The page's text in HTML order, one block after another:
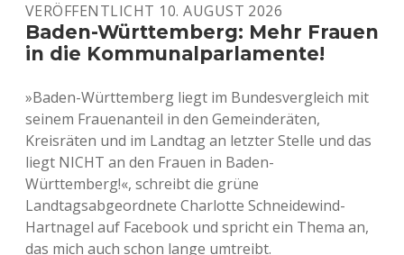
NENNEN
VERÖFFENTLICHT 10. AUGUST 2026
Baden-Württemberg: Mehr Frauen
in die Kommunalparlamente!
»Baden-Württemberg liegt im Bundesvergleich mit
seinem Frauenanteil in den Gemeinderäten,
Kreisräten und im Landtag an letzter Stelle und das
liegt NICHT an den Frauen in Baden-
Württemberg!«, schreibt die grüne
Landtagsabgeordnete Charlotte Schneidewind-
Hartnagel auf Facebook und spricht ein Thema an,
das mich auch schon lange umtreibt.